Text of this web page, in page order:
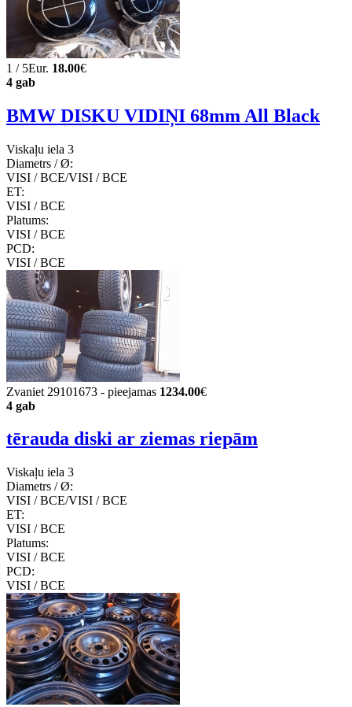
1 / 5Eur. 18.00€
4 gab
BMW DISKU VIDIŅI 68mm All Black
Viskaļu iela 3
Diametrs / Ø:
VISI / ВСЕ/VISI / ВСЕ
ET:
VISI / ВСЕ
Platums:
VISI / ВСЕ
PCD:
VISI / ВСЕ
Zvaniet 29101673 - pieejamas 1234.00€
4 gab
tērauda diski ar ziemas riepām
Viskaļu iela 3
Diametrs / Ø:
VISI / ВСЕ/VISI / ВСЕ
ET:
VISI / ВСЕ
Platums:
VISI / ВСЕ
PCD:
VISI / ВСЕ